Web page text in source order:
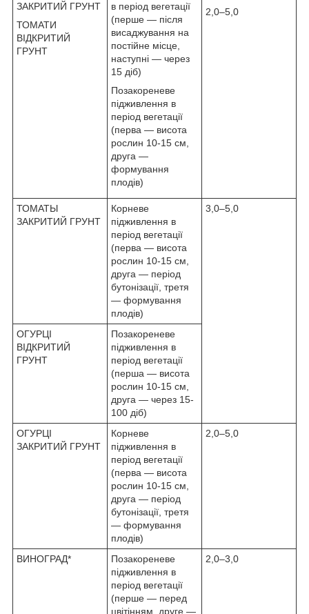
ЗАКРИТИЙ ГРУНТ
ТОМАТИ
ВІДКРИТИЙ
ГРУНТ
в період вегетації
(перше — після
висаджування на
постійне місце,
наступні — через
15 діб)
Позакореневе
підживлення в
період вегетації
(перва — висота
рослин 10-15 см,
друга —
формування
плодів)
2,0–5,0
ТОМАТЫ
ЗАКРИТИЙ ГРУНТ
Корневе
підживлення в
період вегетації
(перва — висота
рослин 10-15 см,
друга — період
бутонізації, третя
— формування
плодів)
3,0–5,0
ОГУРЦІ
ВІДКРИТИЙ
ГРУНТ
Позакореневе
підживлення в
період вегетації
(перша — висота
рослин 10-15 см,
друга — через 15-
100 діб)
ОГУРЦІ
ЗАКРИТИЙ ГРУНТ
Корневе
підживлення в
період вегетації
(перва — висота
рослин 10-15 см,
друга — період
бутонізації, третя
— формування
плодів)
2,0–5,0
ВИНОГРАД*
Позакореневе
підживлення в
період вегетації
(перше — перед
цвітінням, друге —
2,0–3,0